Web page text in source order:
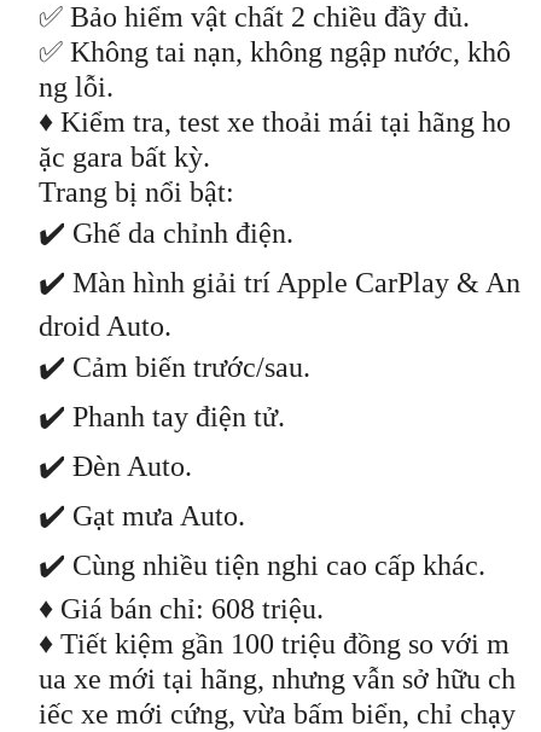
✅ Bảo hiểm vật chất 2 chiều đầy đủ.
✅ Không tai nạn, không ngập nước, khô
ng lỗi.
♦ Kiểm tra, test xe thoải mái tại hãng ho
ặc gara bất kỳ.
Trang bị nổi bật:
✔️ Ghế da chỉnh điện.
✔️ Màn hình giải trí Apple CarPlay & An
droid Auto.
✔️ Cảm biến trước/sau.
✔️ Phanh tay điện tử.
✔️ Đèn Auto.
✔️ Gạt mưa Auto.
✔️ Cùng nhiều tiện nghi cao cấp khác.
♦ Giá bán chỉ: 608 triệu.
♦ Tiết kiệm gần 100 triệu đồng so với m
ua xe mới tại hãng, nhưng vẫn sở hữu ch
iếc xe mới cứng, vừa bấm biển, chỉ chạy